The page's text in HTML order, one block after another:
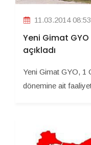
11.03.2014 08:53
Yeni Gimat
açıkladı
Yeni Gimat GYO, 1
dönemine ait